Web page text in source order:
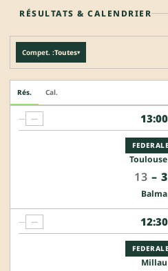
RÉSULTATS & CALENDRIER
Compet. :Toutes▾
Rés. Cal.
13:00
Toulouse
13 –
Balma
— —
12:30
Millau
— —